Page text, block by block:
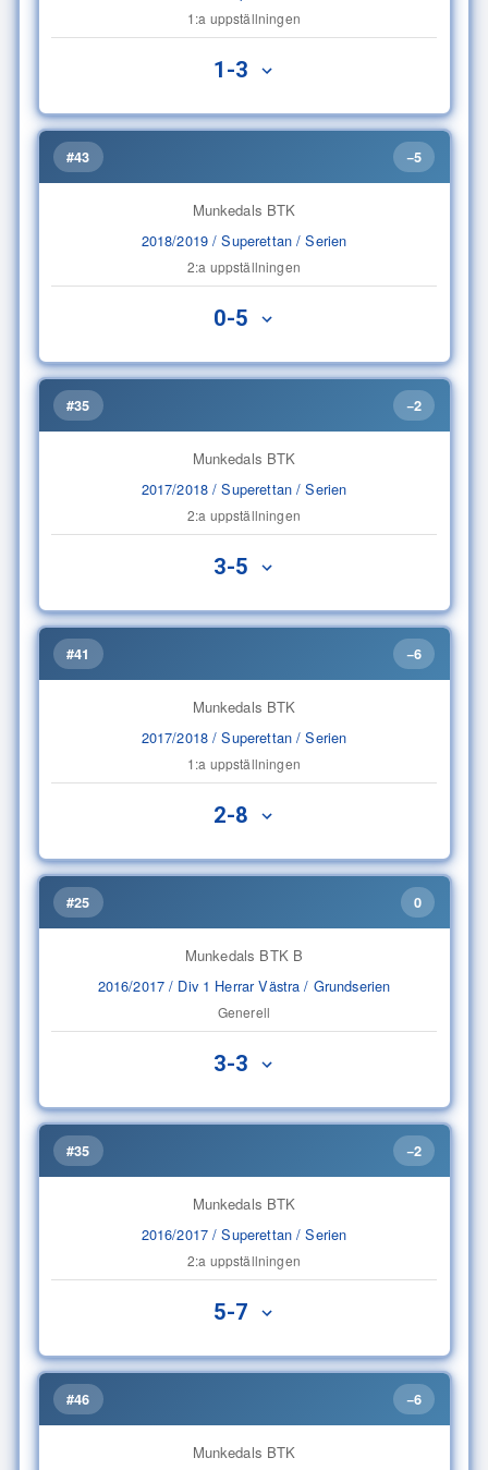
1:a uppställningen
1-3
#43 −5
Munkedals BTK
2018/2019 / Superettan / Serien
2:a uppställningen
0-5
#35 −2
Munkedals BTK
2017/2018 / Superettan / Serien
2:a uppställningen
3-5
#41 −6
Munkedals BTK
2017/2018 / Superettan / Serien
1:a uppställningen
2-8
#25 0
Munkedals BTK B
2016/2017 / Div 1 Herrar Västra / Grundserien
Generell
3-3
#35 −2
Munkedals BTK
2016/2017 / Superettan / Serien
2:a uppställningen
5-7
#46 −6
Munkedals BTK